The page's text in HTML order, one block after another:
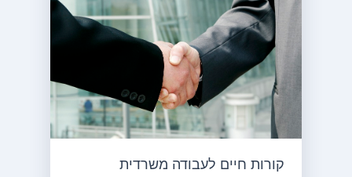
קורות חיים לעבודה משרדית